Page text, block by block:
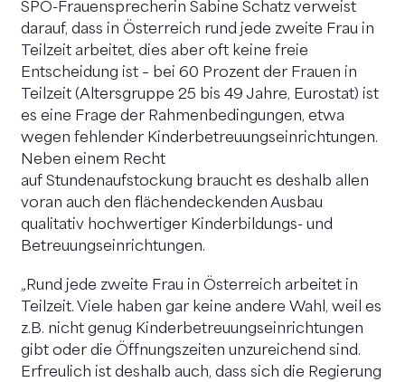
SPÖ-Frauensprecherin Sabine Schatz verweist
darauf, dass in Österreich rund jede zweite Frau in
Teilzeit arbeitet, dies aber oft keine freie
Entscheidung ist – bei 60 Prozent der Frauen in
Teilzeit (Altersgruppe 25 bis 49 Jahre, Eurostat) ist
es eine Frage der Rahmenbedingungen, etwa
wegen fehlender Kinderbetreuungseinrichtungen.
Neben einem Recht
auf Stundenaufstockung braucht es deshalb allen
voran auch den flächendeckenden Ausbau
qualitativ hochwertiger Kinderbildungs- und
Betreuungseinrichtungen.
„Rund jede zweite Frau in Österreich arbeitet in
Teilzeit. Viele haben gar keine andere Wahl, weil es
z.B. nicht genug Kinderbetreuungseinrichtungen
gibt oder die Öffnungszeiten unzureichend sind.
Erfreulich ist deshalb auch, dass sich die Regierung